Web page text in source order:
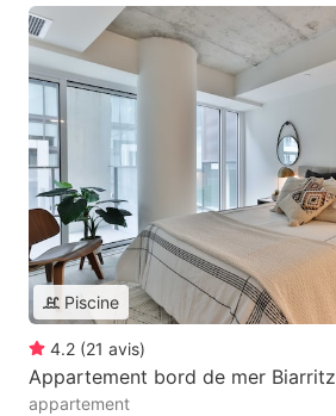
Piscine
4.2 (21 avis)
Appartement bord de mer Biarritz
appartement